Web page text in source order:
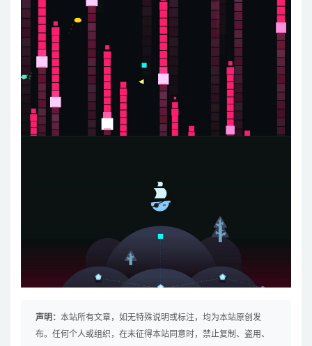
声明： 本站所有文章，如无特殊说明或标注，均为本站原创发
布。任何个人或组织，在未征得本站同意时，禁止复制、盗用、